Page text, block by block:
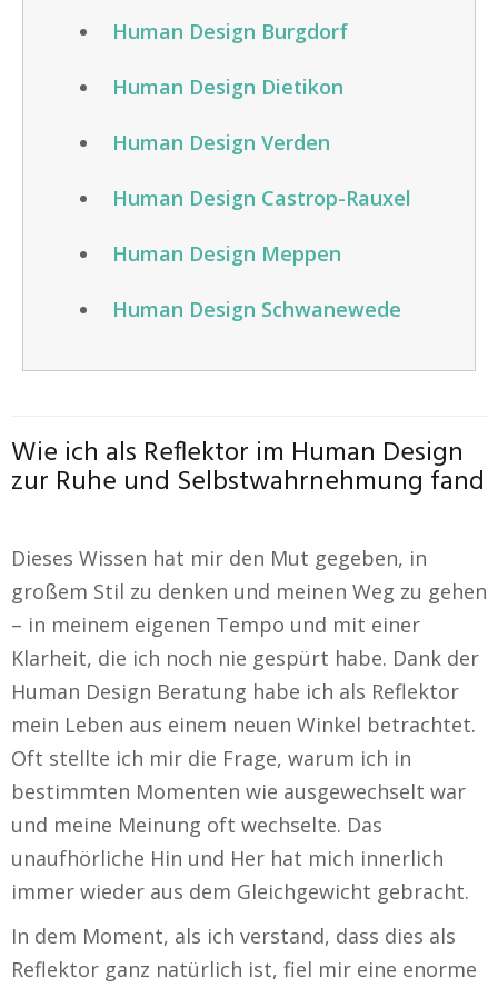
Human Design Burgdorf
Human Design Dietikon
Human Design Verden
Human Design Castrop-Rauxel
Human Design Meppen
Human Design Schwanewede
Wie ich als Reflektor im Human Design
zur Ruhe und Selbstwahrnehmung fand
Dieses Wissen hat mir den Mut gegeben, in
großem Stil zu denken und meinen Weg zu gehen
– in meinem eigenen Tempo und mit einer
Klarheit, die ich noch nie gespürt habe. Dank der
Human Design Beratung habe ich als Reflektor
mein Leben aus einem neuen Winkel betrachtet.
Oft stellte ich mir die Frage, warum ich in
bestimmten Momenten wie ausgewechselt war
und meine Meinung oft wechselte. Das
unaufhörliche Hin und Her hat mich innerlich
immer wieder aus dem Gleichgewicht gebracht.
In dem Moment, als ich verstand, dass dies als
Reflektor ganz natürlich ist, fiel mir eine enorme